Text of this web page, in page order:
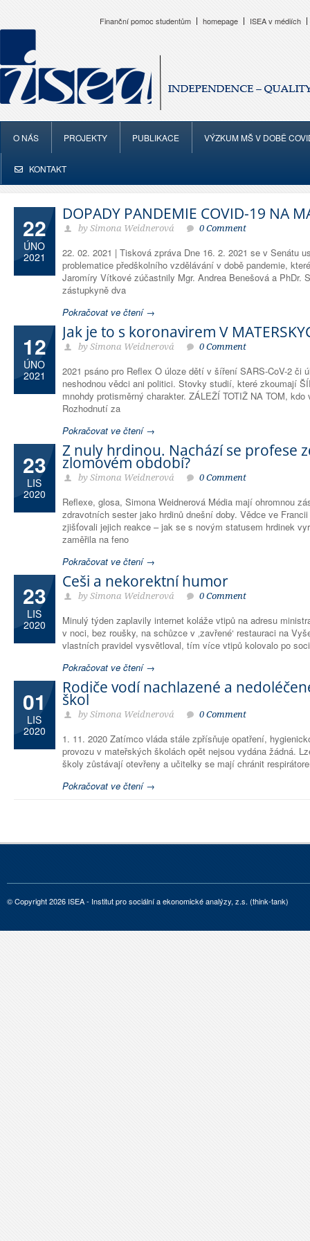
Finanční pomoc studentům homepage ISEA v médiích
O NÁS PROJEKTY PUBLIKACE VÝZKUM MŠ V DOBĚ
KONTAKT
22
ÚNO
2021
DOPADY PANDEMIE COVID-19 NA
by Simona Weidnerová 0 Comment
22. 02. 2021 | Tisková zpráva Dne 16. 2. 2021 se v Senátu
problematice předškolního vzdělávání v době pandemie,
Jaromíry Vítkové zúčastnily Mgr. Andrea Benešová a PhDr.
zástupkyně dva
Pokračovat ve čtení →
12
ÚNO
2021
Jak je to s koronavirem V
by Simona Weidnerová 0 Comment
2021 psáno pro Reflex O úloze dětí v šíření SARS-CoV-2 či
neshodnou vědci ani politici. Stovky studií, které zkoumají
mnohdy protisměrný charakter. ZÁLEŽÍ TOTIŽ NA TOM,
Rozhodnutí za
Pokračovat ve čtení →
23
LIS
2020
Z nuly hrdinou. Nachází se profese
zlomovém období?
by Simona Weidnerová 0 Comment
Reflexe, glosa, Simona Weidnerová Média mají ohromnou
zdravotních sester jako hrdinů dnešní doby. Vědce ve
zjišťovali jejich reakce – jak se s novým statusem hrdinek
zaměřila na feno
Pokračovat ve čtení →
23
LIS
2020
Češi a nekorektní humor
by Simona Weidnerová 0 Comment
Minulý týden zaplavily internet koláže vtipů na adresu
v noci, bez roušky, na schůzce v ‚zavřené‘ restauraci na
vlastních pravidel vysvětloval, tím více vtipů kolovalo po
Pokračovat ve čtení →
01
LIS
2020
Rodiče vodí nachlazené a
škol
by Simona Weidnerová 0 Comment
1. 11. 2020 Zatímco vláda stále zpřísňuje opatření,
provozu v mateřských školách opět nejsou vydána žádná.
školy zůstávají otevřeny a učitelky se mají chránit
Pokračovat ve čtení →
© Copyright 2026 ISEA - Institut pro sociální a ekonomické analýzy, z.s. (think-tank)